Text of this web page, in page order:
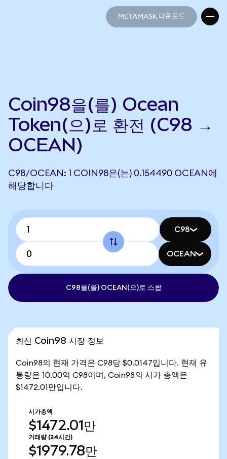
METAMASK 다운로드
Coin98을(를) Ocean
Token(으)로 환전 (C98 →
OCEAN)
C98/OCEAN: 1 COIN98은(는) 0.154490 OCEAN에
해당합니다
C98
OCEAN
C98을(를) OCEAN(으)로 스왑
최신 Coin98 시장 정보
Coin98의 현재 가격은 C98당 $0.0147입니다. 현재 유
통량은 10.00억 C98이며, Coin98의 시가 총액은
$1472.01만입니다.
시가총액
$1472.01만
거래량 (24시간)
$1979.78만